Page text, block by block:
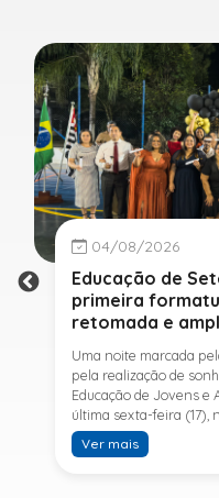
04/08/2026
Educação de
primeira
retomada e
Uma noite marcada
pela realização de
Educação de Jovens e
última sexta-feira (17),
cerimônia celebrou a
alunos e entrou para a
Ver mais